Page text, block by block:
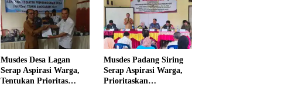
Musdes Desa Lagan
Serap Aspirasi Warga,
Tentukan Prioritas
Musdes Padang Siring
Serap Aspirasi Warga,
Prioritaskan